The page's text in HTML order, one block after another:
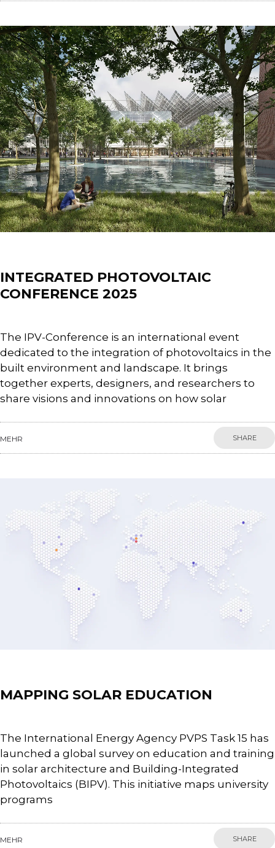
INTEGRATED PHOTOVOLTAIC
CONFERENCE 2025
The IPV-Conference is an international event
dedicated to the integration of photovoltaics in the
built environment and landscape. It brings
together experts, designers, and researchers to
share visions and innovations on how solar
MEHR SHARE
MAPPING SOLAR EDUCATION
The International Energy Agency PVPS Task 15 has
launched a global survey on education and training
in solar architecture and Building-Integrated
Photovoltaics (BIPV). This initiative maps university
programs
MEHR SHARE